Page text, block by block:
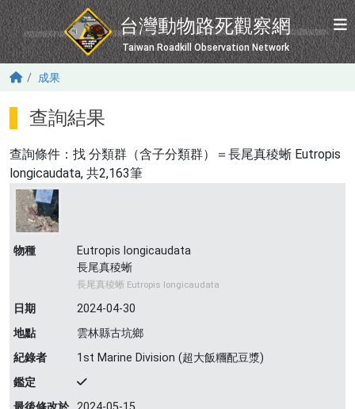
移至主內容
台灣動物路死觀察網
Taiwan Roadkill Observation Network
成果
查詢結果
查詢條件：找 分類群（含子分類群）＝長尾真稜蜥 Eutropis
longicaudata, 共2,163筆
物種
Eutropis longicaudata
長尾真稜蜥
長尾真稜蜥 Eutropis longicaudata
日期
2024-04-30
地點
雲林縣古坑鄉
紀錄者
1st Marine Division (超大飯糰配豆漿)
鑑定